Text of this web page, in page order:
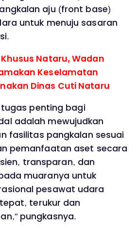
aju (front base)
untuk menuju sasaran
Nataru, Wadan
Keselamatan
Dinas Cuti Nataru
penting bagi
adalah mewujudkan
fasilitas pangkalan sesuai
pemanfaatan aset secara
transparan, dan
muaranya untuk
pesawat udara
terukur dan
pungkasnya.